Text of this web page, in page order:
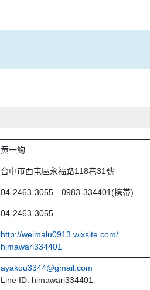
黄一絢
台中市西屯區永福路118巷31號
04-2463-3055 0983-334401(携帯)
04-2463-3055
http://weimalu0913.wixsite.com/
himawari334401
ayakou3344@gmail.com
Line ID: himawari334401